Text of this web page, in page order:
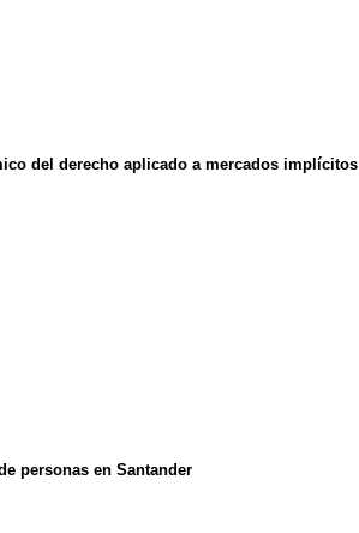
del derecho aplicado a mercados implícitos
personas en Santander